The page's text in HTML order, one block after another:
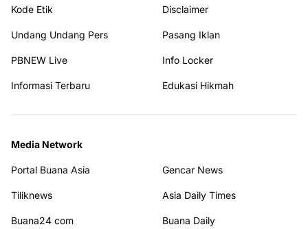
Kode Etik Disclaimer
Undang Undang Pers Pasang Iklan
PBNEW Live Info Locker
Informasi Terbaru Edukasi Hikmah
Media Network
Portal Buana Asia Gencar News
Tiliknews Asia Daily Times
Buana24 com Buana Daily